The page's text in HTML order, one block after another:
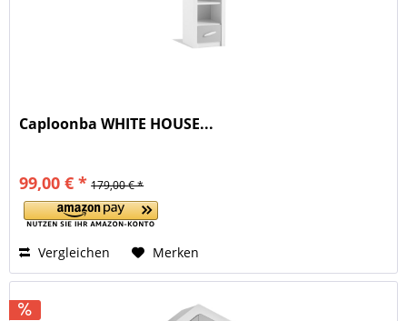
Caploonba WHITE HOUSE...
99,00 € * 179,00 € *
Vergleichen Merken